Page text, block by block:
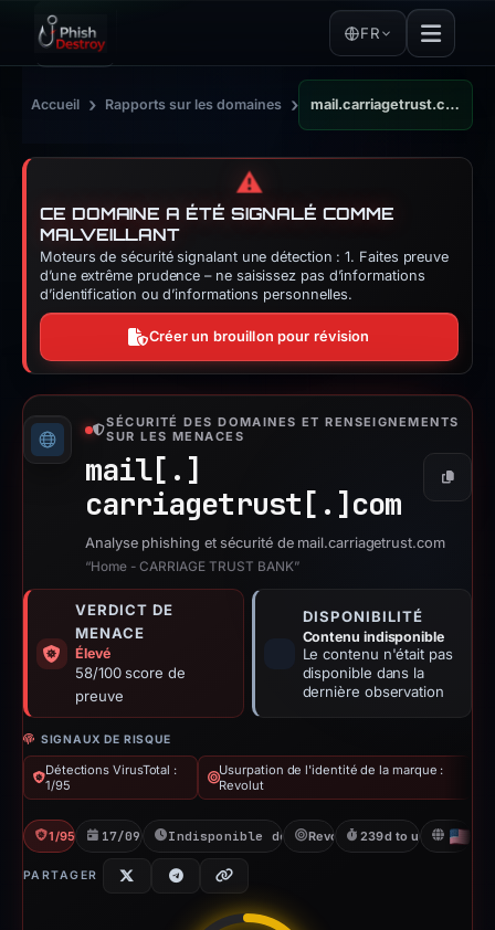
FR
Accueil › Rapports sur les domaines › mail.carriagetrust.com
⚠️
CE DOMAINE A ÉTÉ SIGNALÉ COMME
MALVEILLANT
Moteurs de sécurité signalant une détection : 1. Faites preuve
d’une extrême prudence – ne saisissez pas d’informations
d’identification ou d’informations personnelles.
Créer un brouillon pour révision
SÉCURITÉ DES DOMAINES ET RENSEIGNEMENTS
SUR LES MENACES
mail[.]
carriagetrust[.] com
Copier
Analyse phishing et sécurité de mail.carriagetrust.com
“Home - CARRIAGE TRUST BANK”
VERDICT DE
MENACE
Élevé
58/100 score de
preuve
DISPONIBILITÉ
Contenu indisponible
Le contenu n'était pas
disponible dans la
dernière observation
SIGNAUX DE RISQUE
Détections VirusTotal :
1/95
Usurpation de l'identité de la marque :
Revolut
1/95 VT 17/09/2025Indisponible depuis 14/05/2026
Revolut 239d to unavailable
PARTAGER